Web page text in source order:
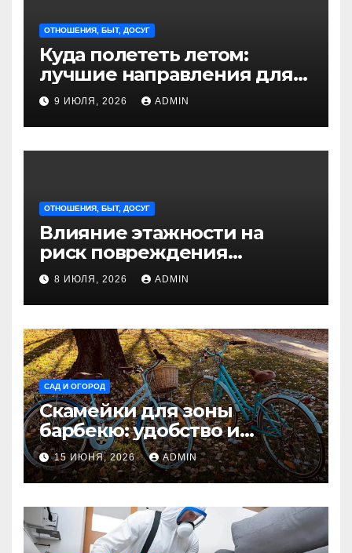
ОТНОШЕНИЯ, БЫТ, ДОСУГ
Куда полететь летом:
лучшие направления для
отдыха из Санкт-
Петербурга
9 ИЮЛЯ, 2026 ADMIN
ОТНОШЕНИЯ, БЫТ, ДОСУГ
Влияние этажности на
риск повреждения
недвижимости
8 ИЮЛЯ, 2026 ADMIN
САД И ОГОРОД
Скамейки для зоны
барбекю: удобство и
безопасность на участке
Madmetal.ru
15 ИЮНЯ, 2026 ADMIN